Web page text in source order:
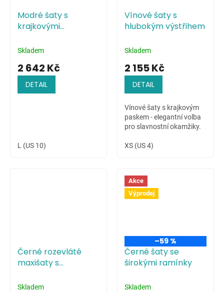
Modré šaty s
krajkovými
Skladem
2 642 Kč
DETAIL
L (US 10)
Vínové šaty s
hlubokým výstřihem
Skladem
2 155 Kč
DETAIL
Vínové šaty s krajkovým
paskem - elegantní volba
pro slavnostní okamžiky.
XS (US 4)
Černé rozevláté
maxišaty s
potiskem
Skladem
Akce
Výprodej
–59 %
Černé šaty se
širokými ramínky
Skladem